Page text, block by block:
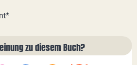
zu diesem Buch?